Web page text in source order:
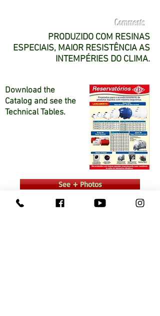
Comments
PRODUZIDO COM RESINAS
ESPECIAIS, MAIOR RESISTÊNCIA AS
INTEMPÉRIES DO CLIMA.
Download the
Catalog and see the
Technical Tables.
See + Photos
Consult a Representative